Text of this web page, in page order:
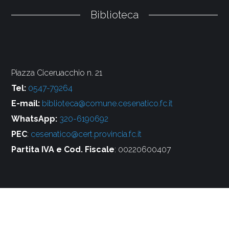
Biblioteca
Piazza Ciceruacchio n. 21
Tel: 0547-79264
E-mail: biblioteca@comune.cesenatico.fc.it
WhatsApp: 320-6190692
PEC: cesenatico@cert.provincia.fc.it
Partita IVA e Cod. Fiscale: 00220600407